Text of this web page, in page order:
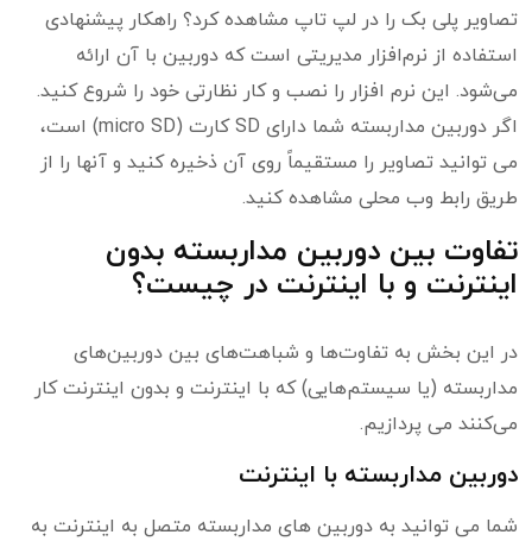
تصاویر پلی بک را در لپ تاپ مشاهده کرد؟ راهکار پیشنهادی
استفاده از نرم‌افزار مدیریتی است که دوربین با آن ارائه
می‌شود. این نرم افزار را نصب و کار نظارتی خود را شروع کنید.
اگر دوربین مداربسته شما دارای SD کارت (micro SD) است،
می توانید تصاویر را مستقیماً روی آن ذخیره کنید و آنها را از
طریق رابط وب محلی مشاهده کنید.
تفاوت بین دوربین مداربسته بدون
اینترنت و با اینترنت در چیست؟
در این بخش به تفاوت‌ها و شباهت‌های بین دوربین‌های
مداربسته (یا سیستم‌هایی) که با اینترنت و بدون اینترنت کار
می‌کنند می پردازیم.
دوربین مداربسته با اینترنت
شما می توانید به دوربین های مداربسته متصل به اینترنت به